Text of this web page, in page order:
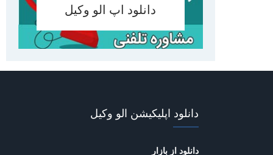
دانلود اپ الو وکیل
دانلود اپلیکیشن الو وکیل
دانلود از بازار